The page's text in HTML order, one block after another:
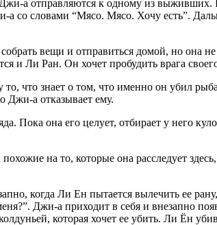
а отправляются к одному из выживших.
со словами “Мясо. Мясо. Хочу есть”.
вещи и отправиться домой, но она не
и Ли Ран. Он хочет пробудить врага
что знает о том, что именно он убил
Джи-а отказывает ему.
она его целует, отбирает у него
на то, которые она расследует
когда Ли Ен пытается вылечить ее
Джи-а приходит в себя и внезапно
которая хочет ее убить. Ли Ён